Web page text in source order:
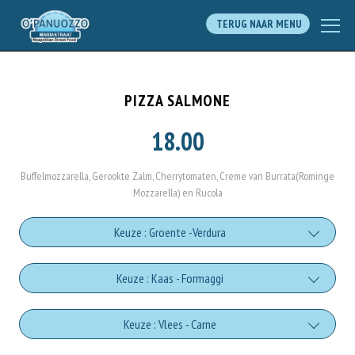
TERUG NAAR MENU
PIZZA SALMONE
18.00
Buffelmozzarella, Gerookte Zalm, Cherrytomaten, Creme van Burrata(Rominge
Mozzarella) en Rucola
Keuze : Groente -Verdura
Tomato sauce (salsa pomodoro)
+€0.50
Pomodori secchi (dried tomatoes)
Keuze : Kaas - Formaggi
Mozzarella di bufala
Keuze : Vlees - Carne